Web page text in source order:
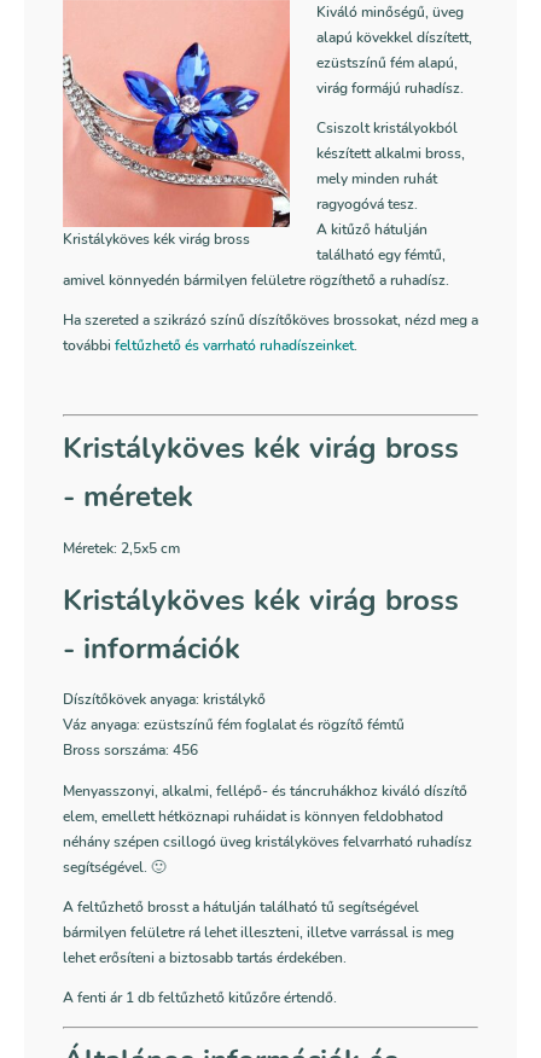
Kristályköves kék virág bross
Kiváló minőségű, üveg
alapú kövekkel díszített,
ezüstszínű fém alapú,
virág formájú ruhadísz.
Csiszolt kristályokból
készített alkalmi bross,
mely minden ruhát
ragyogóvá tesz.
A kitűző hátulján
található egy fémtű,
amivel könnyedén bármilyen felületre rögzíthető a ruhadísz.
Ha szereted a szikrázó színű díszítőköves brossokat, nézd meg a
további feltűzhető és varrható ruhadíszeinket.
Kristályköves kék virág bross
- méretek
Méretek: 2,5x5 cm
Kristályköves kék virág bross
- információk
Díszítőkövek anyaga: kristálykő
Váz anyaga: ezüstszínű fém foglalat és rögzítő fémtű
Bross sorszáma: 456
Menyasszonyi, alkalmi, fellépő- és táncruhákhoz kiváló díszítő
elem, emellett hétköznapi ruháidat is könnyen feldobhatod
néhány szépen csillogó üveg kristályköves felvarrható ruhadísz
segítségével. 🙂
A feltűzhető brosst a hátulján található tű segítségével
bármilyen felületre rá lehet illeszteni, illetve varrással is meg
lehet erősíteni a biztosabb tartás érdekében.
A fenti ár 1 db feltűzhető kitűzőre értendő.